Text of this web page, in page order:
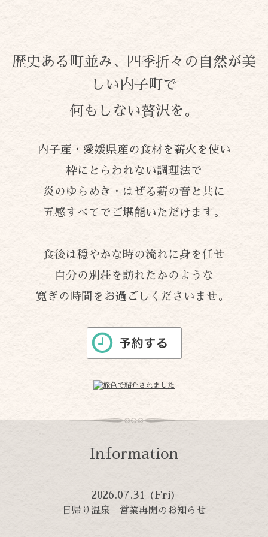
歴史ある町並み、四季折々の自然が美
しい内子町で
何もしない贅沢を。
内子産・愛媛県産の食材を薪火を使い
枠にとらわれない調理法で
炎のゆらめき・はぜる薪の音と共に
五感すべてでご堪能いただけます。
食後は穏やかな時の流れに身を任せ
自分の別荘を訪れたかのような
寛ぎの時間をお過ごしくださいませ。
Information
2026.07.31 (Fri)
日帰り温泉 営業再開のお知らせ